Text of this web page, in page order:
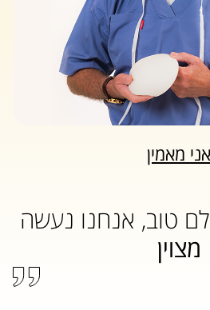
אני מאמין
טוב, אנחנו נעשה
מצוין